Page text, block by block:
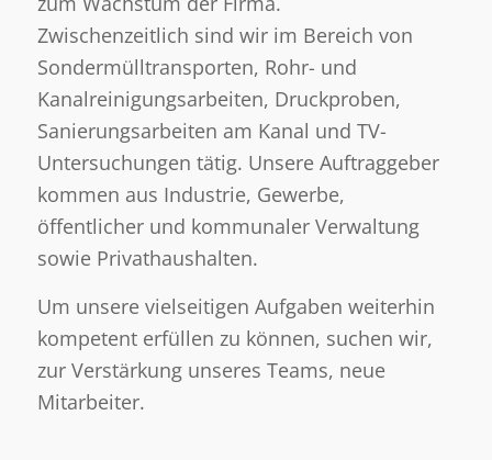
Zwischenzeitlich sind wir im Bereich von
Sondermülltransporten, Rohr- und
Kanalreinigungsarbeiten, Druckproben,
Sanierungsarbeiten am Kanal und TV-
Untersuchungen tätig. Unsere Auftraggeber
kommen aus Industrie, Gewerbe,
öffentlicher und kommunaler Verwaltung
sowie Privathaushalten.
Um unsere vielseitigen Aufgaben weiterhin
kompetent erfüllen zu können, suchen wir,
zur Verstärkung unseres Teams, neue
Mitarbeiter.